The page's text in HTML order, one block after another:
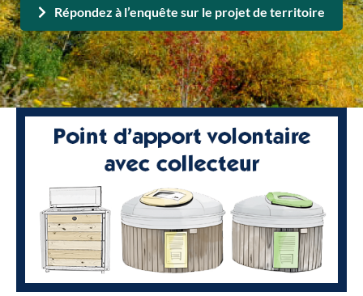
Répondez à l’enquête sur le projet de territoire